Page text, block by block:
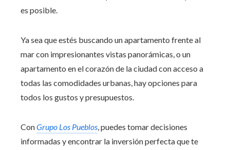
es posible.
Ya sea que estés buscando un apartamento frente al
mar con impresionantes vistas panorámicas, o un
apartamento en el corazón de la ciudad con acceso a
todas las comodidades urbanas, hay opciones para
todos los gustos y presupuestos.
ConGrupo Los Pueblos, puedes tomar decisiones
informadas y encontrar la inversión perfecta que te